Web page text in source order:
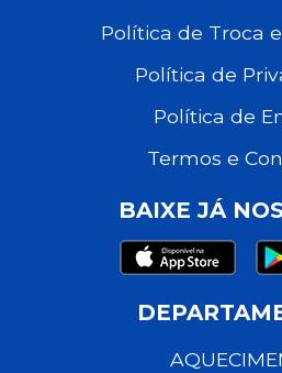
Política de Troca
Política de
Política de
Termos e
BAIXE JÁ